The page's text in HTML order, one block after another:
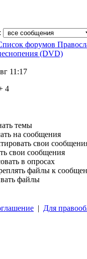
форумов
(DVD)
11:17
4
темы
на сообщения
свои
свои сообщения
в опросах
файлы к
файлы
| Для